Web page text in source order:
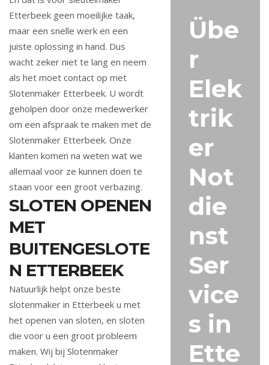
Etterbeek geen moeilijke taak,
maar een snelle werk en een
juiste oplossing in hand. Dus
wacht zeker niet te lang en neem
als het moet contact op met
Slotenmaker Etterbeek. U wordt
geholpen door onze medewerker
om een afspraak te maken met de
Slotenmaker Etterbeek. Onze
klanten komen na weten wat we
allemaal voor ze kunnen doen te
staan voor een groot verbazing.
SLOTEN OPENEN
MET
BUITENGESLOTE
N ETTERBEEK
Natuurlijk helpt onze beste
slotenmaker in Etterbeek u met
het openen van sloten, en sloten
die voor u een groot probleem
maken. Wij bij Slotenmaker
Übe
r
Elek
trik
er
Not
die
nst
Ser
vice
s in
Ette